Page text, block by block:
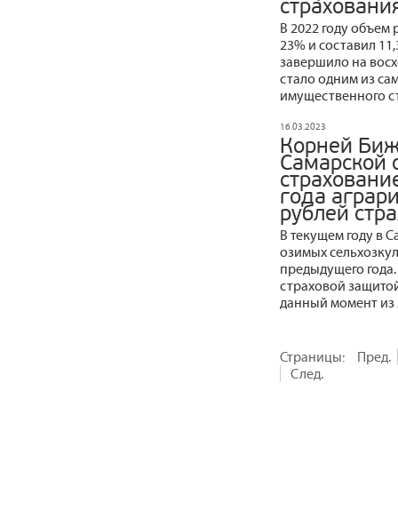
В 2022 году объем
23% и составил
завершило на
стало одним из
имущественного
16.03.2023
Корней
Самарской
года
рублей
В текущем году в
озимых
предыдущего
страховой
данный момент
Страницы:
Пред.
След.